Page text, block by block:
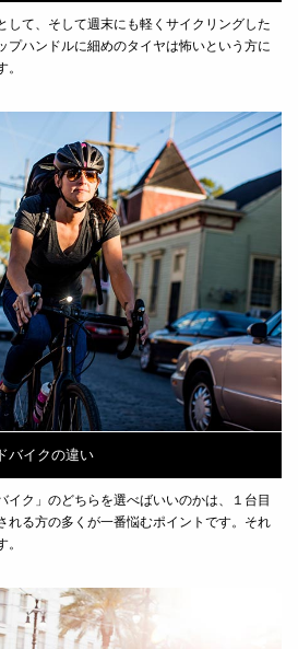
して、そして週末にも軽くサイクリングした
プハンドルに細めのタイヤは怖いという方に
バイクの違い
イク」のどちらを選べばいいのかは、１台目
れる方の多くが一番悩むポイントです。それ